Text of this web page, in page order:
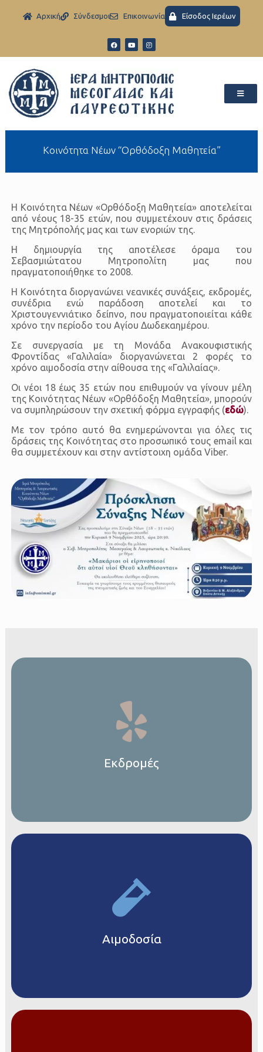
Aρχική Σύνδεσμοι Eπικοινωνία Είσοδος Ιερέων
Κοινότητα Νέων “Ορθόδοξη Μαθητεία”
Η Κοινότητα Νέων «Ορθόδοξη Μαθητεία» αποτελείται
από νέους 18-35 ετών, που συμμετέχουν στις δράσεις
της Μητρόπολής μας και των ενοριών της.
Η δημιουργία της αποτέλεσε όραμα του
Σεβασμιώτατου Μητροπολίτη μας που
πραγματοποιήθηκε το 2008.
Η Κοινότητα διοργανώνει νεανικές συνάξεις, εκδρομές,
συνέδρια ενώ παράδοση αποτελεί και το
Χριστουγεννιάτικο δείπνο, που πραγματοποιείται κάθε
χρόνο την περίοδο του Αγίου Δωδεκαημέρου.
Σε συνεργασία με τη Μονάδα Ανακουφιστικής
Φροντίδας «Γαλιλαία» διοργανώνεται 2 φορές το
χρόνο αιμοδοσία στην αίθουσα της «Γαλιλαίας».
Οι νέοι 18 έως 35 ετών που επιθυμούν να γίνουν μέλη
της Κοινότητας Νέων «Ορθόδοξη Μαθητεία», μπορούν
να συμπληρώσουν την σχετική φόρμα εγγραφής (εδώ).
Με τον τρόπο αυτό θα ενημερώνονται για όλες τις
δράσεις της Κοινότητας στο προσωπικό τους email και
θα συμμετέχουν και στην αντίστοιχη ομάδα Viber.
Εκδρομές
Αιμοδοσία